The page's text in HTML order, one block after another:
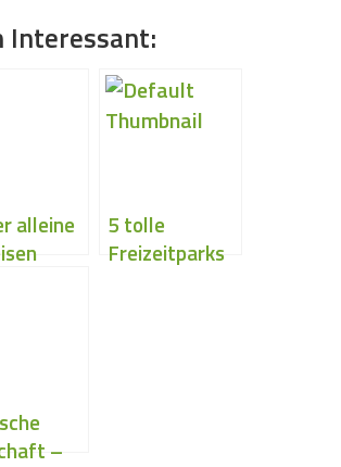
Interessant:
alleine
5 tolle
Freizeitparks
–